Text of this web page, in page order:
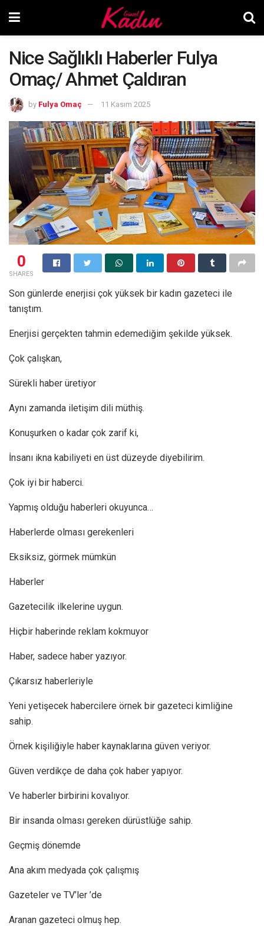
Nice Sağlıklı Haberler Fulya
Omaç/ Ahmet Çaldıran
by Fulya Omaç 11 Kasım 2025
0
SHARES
Son günlerde enerjisi çok yüksek bir kadın gazeteci ile
tanıştım.
Enerjisi gerçekten tahmin edemediğim şekilde yüksek.
Çok çalışkan,
Sürekli haber üretiyor
Aynı zamanda iletişim dili müthiş.
Konuşurken o kadar çok zarif ki,
İnsanı ikna kabiliyeti en üst düzeyde diyebilirim.
Çok iyi bir haberci.
Yapmış olduğu haberleri okuyunca…
Haberlerde olması gerekenleri
Eksiksiz, görmek mümkün
Haberler
Gazetecilik ilkelerine uygun.
Hiçbir haberinde reklam kokmuyor
Haber, sadece haber yazıyor.
Çıkarsız haberleriyle
Yeni yetişecek habercilere örnek bir gazeteci kimliğine
sahip.
Örnek kişiliğiyle haber kaynaklarına güven veriyor.
Güven verdikçe de daha çok haber yapıyor.
Ve haberler birbirini kovalıyor.
Bir insanda olması gereken dürüstlüğe sahip.
Geçmiş dönemde
Ana akım medyada çok çalışmış
Gazeteler ve TV’ler ’de
Aranan gazeteci olmuş hep.